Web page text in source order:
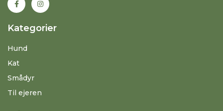
Kategorier
Hund
Kat
Smådyr
Til ejeren